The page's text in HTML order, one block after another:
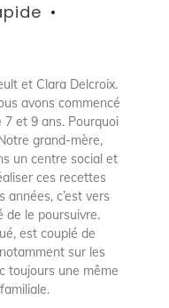
et Clara Delcroix.
avons commencé
7 et 9 ans. Pourquoi
grand-mère,
un centre social et
ces recettes
années, c’est vers
de le poursuivre.
est couplé de
sur les
toujours une même